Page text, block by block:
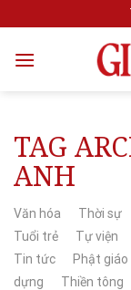
to
content
TAG
ANH
Văn hóa Thời sự
Tuổi trẻ
Tự viện
Tin tức
Phật giáo
dựng
Thiền tông